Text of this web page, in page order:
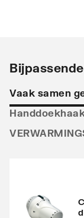
20°C - 75/65
Warmteafgifte
70/40
Waterinhoud
Vaak samen